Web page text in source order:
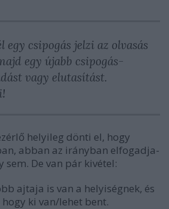
egy csipogás jelzi az olvasás
egy újabb csipogás-
vagy elutasítást.
helyileg dönti el, hogy
abban az irányban elfogadja-
sem. De van pár kivétel:
ajtaja is van a helyiségnek, és
ki van/lehet bent.